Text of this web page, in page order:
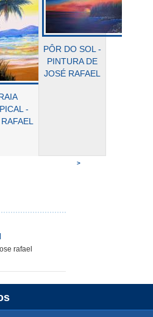
-
PÔR DO SOL -
PINTURA DE
JOSÉ RAFAEL
>
rafael